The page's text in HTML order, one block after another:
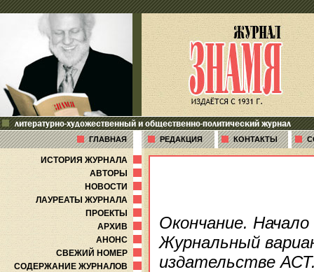
литературно-художественный и общественно-политический журнал
ГЛАВНАЯ РЕДАКЦИЯ КОНТАКТЫ
ИСТОРИЯ ЖУРНАЛА
АВТОРЫ
НОВОСТИ
ЛАУРЕАТЫ ЖУРНАЛА
ПРОЕКТЫ
АРХИВ
АНОНС
СВЕЖИЙ НОМЕР
СОДЕРЖАНИЕ ЖУРНАЛОВ
Окончание.
Журнальный
издательстве